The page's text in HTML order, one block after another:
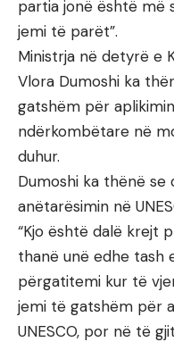
partia jonë është më
jemi të parët”.
Ministrja në detyrë e
Vlora Dumoshi ka
gatshëm për
ndërkombëtare në
duhur.
Dumoshi ka thënë se
anëtarësimin në
“Kjo është dalë krejt
thanë unë edhe tash
përgatitemi kur të
jemi të gatshëm për
UNESCO, por në të